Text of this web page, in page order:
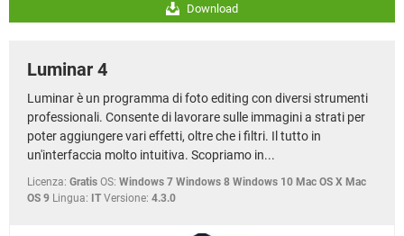
Download
Luminar 4
Luminar è un programma di foto editing con diversi strumenti
professionali. Consente di lavorare sulle immagini a strati per
poter aggiungere vari effetti, oltre che i filtri. Il tutto in
un'interfaccia molto intuitiva. Scopriamo in...
Licenza: Gratis OS: Windows 7 Windows 8 Windows 10 Mac OS X Mac
OS 9 Lingua: IT Versione: 4.3.0